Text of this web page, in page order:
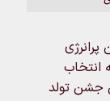
انتخاب
جشن تولد